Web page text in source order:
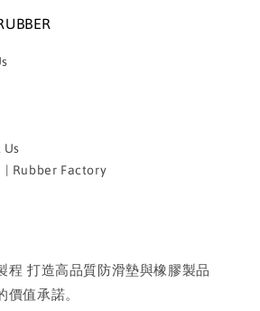
Us
Rubber Factory
程 打造高品質防滑墊與橡膠製品
價值承諾。